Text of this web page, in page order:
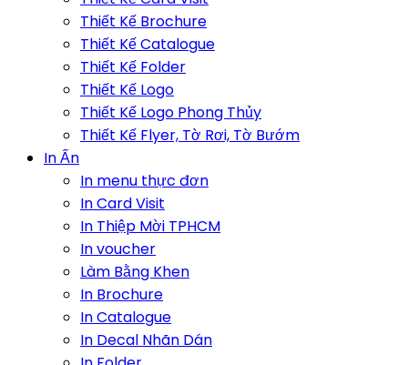
Thiết Kế Brochure
Thiết Kế Catalogue
Thiết Kế Folder
Thiết Kế Logo
Thiết Kế Logo Phong Thủy
Thiết Kế Flyer, Tờ Rơi, Tờ Bướm
In Ấn
In menu thực đơn
In Card Visit
In Thiệp Mời TPHCM
In voucher
Làm Bằng Khen
In Brochure
In Catalogue
In Decal Nhãn Dán